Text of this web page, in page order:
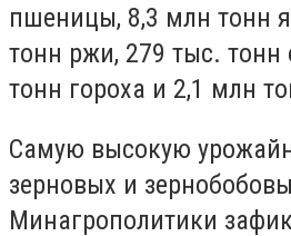
пшеницы, 8,3 млн тонн
тонн ржи, 279 тыс. тонн
тонн гороха и 2,1 млн
Самую высокую
зерновых и
Минагрополитики